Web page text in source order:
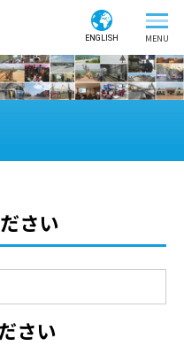
ENGLISH
さい
さい